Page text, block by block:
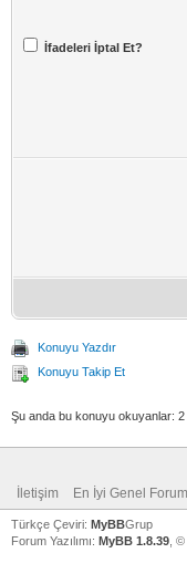
İfadeleri İptal Et?
Konuyu Yazdır
Konuyu Takip Et
Şu anda bu konuyu okuyanlar:
İletişim En İyi Genel
Türkçe Çeviri: MyBBGrup
Forum Yazılımı: MyBB 1.8.39 ,